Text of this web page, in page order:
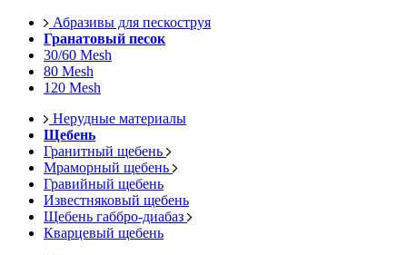
Абразивы для пескоструя
Гранатовый песок
30/60 Mesh
80 Mesh
120 Mesh
Нерудные материалы
Щебень
Гранитный щебень
Мраморный щебень
Гравийный щебень
Известняковый щебень
Щебень габбро-диабаз
Кварцевый щебень